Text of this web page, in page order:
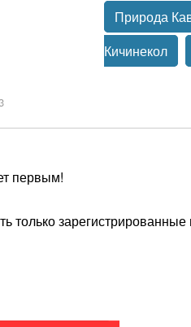
Природа
Кичинекол
первым!
толькозарегистрированные